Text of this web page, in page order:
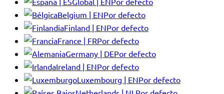
Belgium | ENPor defecto
Finland | ENPor defecto
France | FRPor defecto
Germany | DEPor defecto
Ireland | ENPor defecto
Luxembourg | ENPor defecto